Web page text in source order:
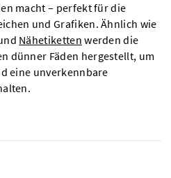
macht – perfekt für die
und Grafiken. Ähnlich wie
Nähetiketten werden die
dünner Fäden hergestellt, um
eine unverkennbare